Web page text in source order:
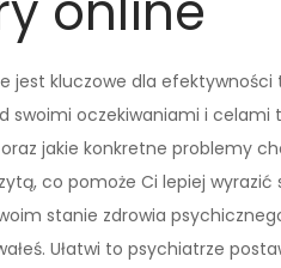
jest kluczowe dla
oczekiwaniami i celami
jakie konkretne problemy
co pomoże Ci lepiej
stanie zdrowia
Ułatwi to psychiatrze